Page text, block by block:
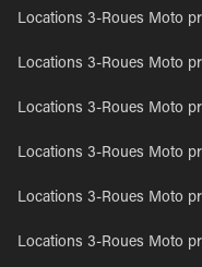
Locations 3-Roues Moto
Locations 3-Roues Moto
Locations 3-Roues Moto
Locations 3-Roues Moto
Locations 3-Roues Moto
Locations 3-Roues Moto